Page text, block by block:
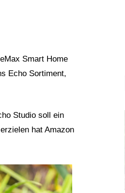
Smart Home
Echo Sortiment,
Studio soll ein
hat Amazon